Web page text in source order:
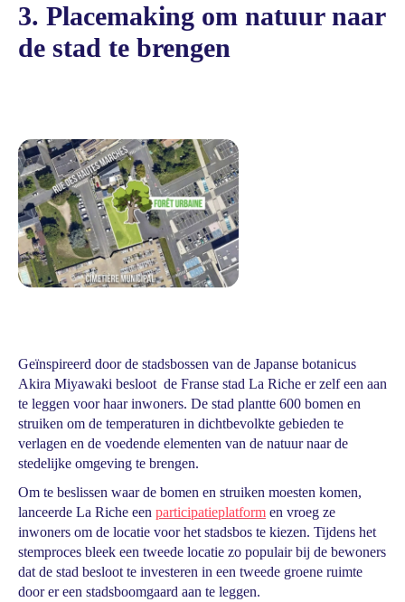
3. Placemaking om natuur naar
de stad te brengen
Geïnspireerd door de stadsbossen van de Japanse botanicus
Akira Miyawaki besloot de Franse stad La Riche er zelf een aan
te leggen voor haar inwoners. De stad plantte 600 bomen en
struiken om de temperaturen in dichtbevolkte gebieden te
verlagen en de voedende elementen van de natuur naar de
stedelijke omgeving te brengen.
Om te beslissen waar de bomen en struiken moesten komen,
lanceerde La Riche een participatieplatform en vroeg ze
inwoners om de locatie voor het stadsbos te kiezen. Tijdens het
stemproces bleek een tweede locatie zo populair bij de bewoners
dat de stad besloot te investeren in een tweede groene ruimte
door er een stadsboomgaard aan te leggen.